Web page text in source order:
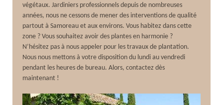
végétaux. Jardiniers professionnels depuis de nombreuses
années, nous ne cessons de mener des interventions de qualité
partout à Samoreau et aux environs. Vous habitez dans cette
zone ? Vous souhaitez avoir des plantes en harmonie ?
N’hésitez pas à nous appeler pour les travaux de plantation.
Nous nous mettons à votre disposition du lundi au vendredi
pendant les heures de bureau. Alors, contactez dès
maintenant !